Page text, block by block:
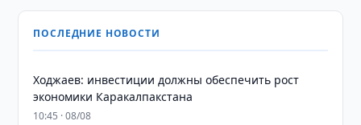
ПОСЛЕДНИЕ НОВОСТИ
Ходжаев: инвестиции должны обеспечить рост
экономики Каракалпакстана
10:45 · 08/08